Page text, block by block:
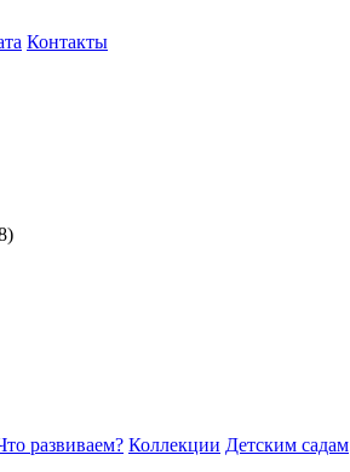
Контакты
развиваем? Коллекции Детским садам